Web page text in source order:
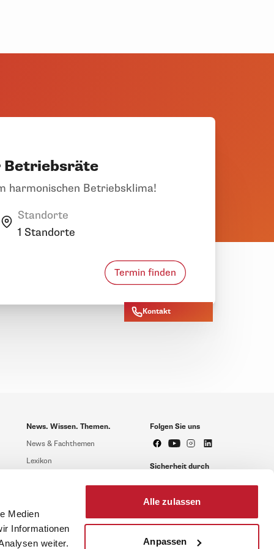
Medien
Informationen
weiter.
Alle zulassen
Anpassen
Betriebsräte
harmonischen Betriebsklima!
Standorte
1 Standorte
Termin finden
Kontakt
News. Wissen. Themen.
News & Fachthemen
Lexikon
BR-Magazin
Forum
Folgen Sie uns
Sicherheit durch